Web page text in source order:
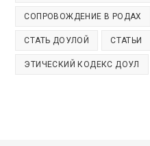
СОПРОВОЖДЕНИЕ В РОДАХ
СТАТЬ ДОУЛОЙ СТАТЬИ
ЭТИЧЕСКИЙ КОДЕКС ДОУЛ